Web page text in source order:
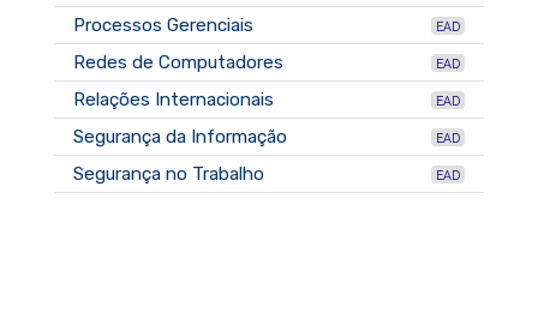
Processos Gerenciais EAD
Redes de Computadores EAD
Relações Internacionais EAD
Segurança da Informação EAD
Segurança no Trabalho EAD